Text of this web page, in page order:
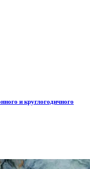
и круглогодичного